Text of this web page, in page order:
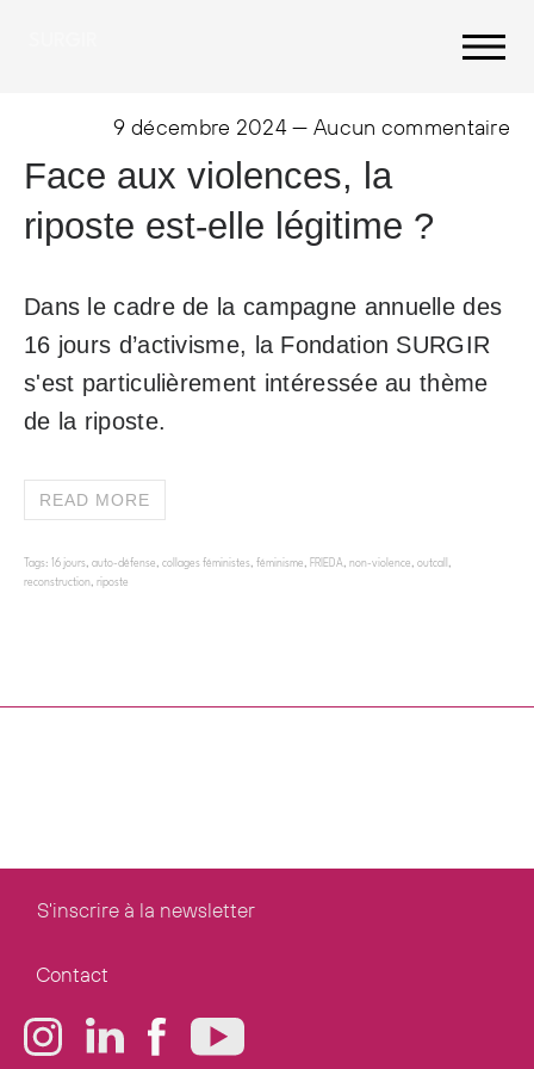
9 décembre 2024— Aucun commentaire
Face aux violences, la
riposte est-elle légitime ?
Dans le cadre de la campagne annuelle des
16 jours d’activisme, la Fondation SURGIR
s'est particulièrement intéressée au thème
de la riposte.
READ MORE
Tags: 16 jours, auto-défense , collages féministes, féminisme , FRIEDA, non-violence , outcall ,
reconstruction , riposte
S'inscrire à la newsletter
Contact